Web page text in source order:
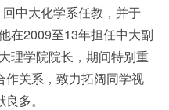
回中大化学系任教，并于
在2009至13年担任中大副
理学院院长，期间特别重
作关系，致力拓阔同学视
多。